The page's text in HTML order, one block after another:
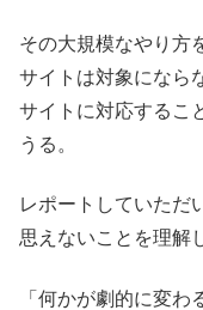
その大規模なやり方
サイトは対象になら
サイトに対応するこ
うる。
レポートしていただ
思えないことを理解
「何かが劇的に変